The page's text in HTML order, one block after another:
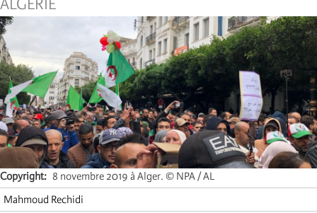
ALGÉRIE
Copyright
8 novembre 2019 à Alger. © NPA / AL
Mahmoud Rechidi